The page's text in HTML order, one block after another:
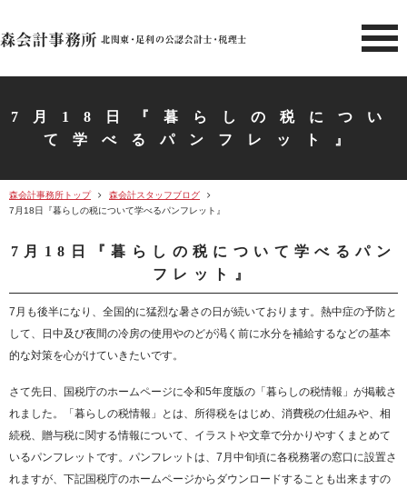
北関東 足利市の公認会計士・
7月18日『暮らしの税につい
て学べるパンフレット』
森会計事務所トップ
森会計スタッフブログ
7月18日『暮らしの税について学べるパンフレット』
7月18日『暮らしの税について学べるパン
フレット』
7月も後半になり、全国的に猛烈な暑さの日が続いております。熱中症の予防と
して、日中及び夜間の冷房の使用やのどが渇く前に水分を補給するなどの基本
的な対策を心がけていきたいです。
さて先日、国税庁のホームページに令和5年度版の「暮らしの税情報」が掲載さ
れました。「暮らしの税情報」とは、所得税をはじめ、消費税の仕組みや、相
続税、贈与税に関する情報について、イラストや文章で分かりやすくまとめて
いるパンフレットです。パンフレットは、7月中旬頃に各税務署の窓口に設置さ
れますが、下記国税庁のホームページからダウンロードすることも出来ますの